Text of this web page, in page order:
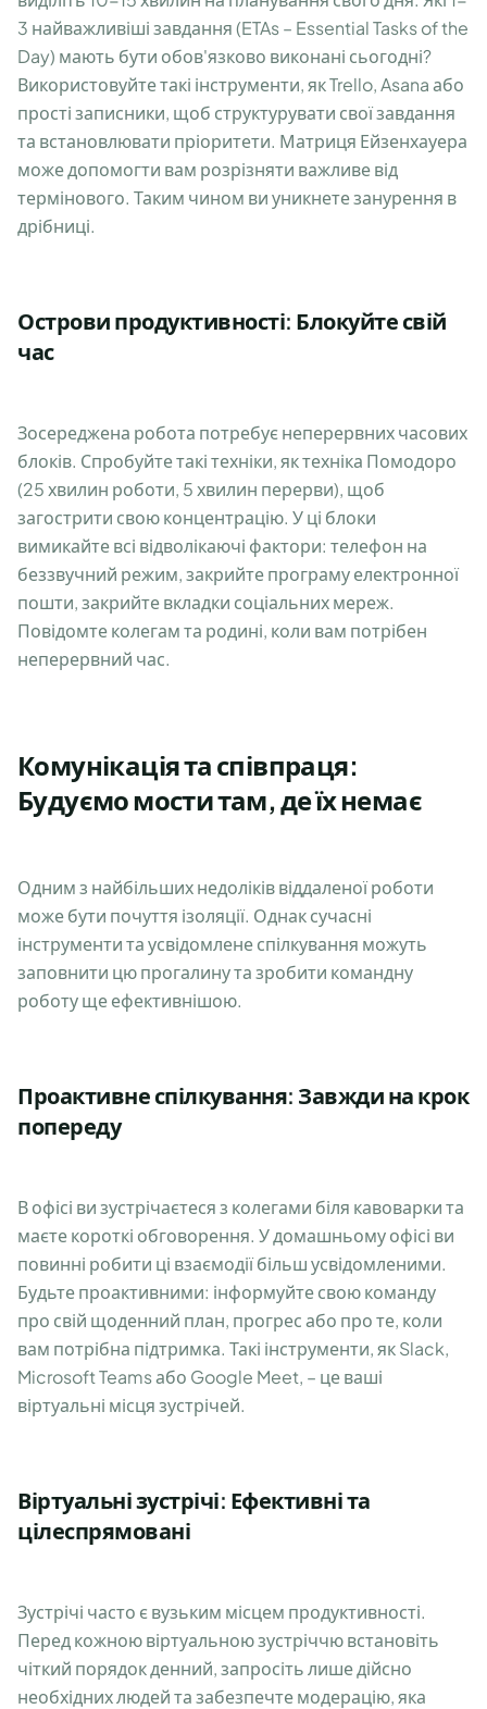
3 найважливіші завдання (ETAs – Essential Tasks of the
Day) мають бути обов'язково виконані сьогодні?
Використовуйте такі інструменти, як Trello, Asana або
прості записники, щоб структурувати свої завдання
та встановлювати пріоритети. Матриця Ейзенхауера
може допомогти вам розрізняти важливе від
термінового. Таким чином ви уникнете занурення в
дрібниці.
Острови продуктивності: Блокуйте свій
час
Зосереджена робота потребує неперервних часових
блоків. Спробуйте такі техніки, як техніка Помодоро
(25 хвилин роботи, 5 хвилин перерви), щоб
загострити свою концентрацію. У ці блоки
вимикайте всі відволікаючі фактори: телефон на
беззвучний режим, закрийте програму електронної
пошти, закрийте вкладки соціальних мереж.
Повідомте колегам та родині, коли вам потрібен
неперервний час.
Комунікація та співпраця:
Будуємо мости там, де їх немає
Одним з найбільших недоліків віддаленої роботи
може бути почуття ізоляції. Однак сучасні
інструменти та усвідомлене спілкування можуть
заповнити цю прогалину та зробити командну
роботу ще ефективнішою.
Проактивне спілкування: Завжди на крок
попереду
В офісі ви зустрічаєтеся з колегами біля кавоварки та
маєте короткі обговорення. У домашньому офісі ви
повинні робити ці взаємодії більш усвідомленими.
Будьте проактивними: інформуйте свою команду
про свій щоденний план, прогрес або про те, коли
вам потрібна підтримка. Такі інструменти, як Slack,
Microsoft Teams або Google Meet, – це ваші
віртуальні місця зустрічей.
Віртуальні зустрічі: Ефективні та
цілеспрямовані
Зустрічі часто є вузьким місцем продуктивності.
Перед кожною віртуальною зустріччю встановіть
чіткий порядок денний, запросіть лише дійсно
необхідних людей та забезпечте модерацію, яка